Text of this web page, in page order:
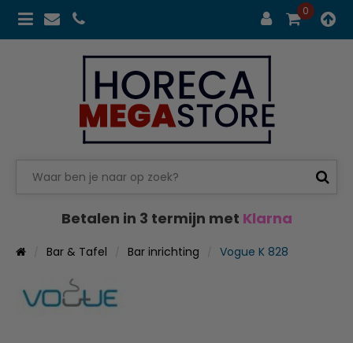
0
Betalen in 3 termijn met Klarna
Bar & Tafel Bar inrichting Vogue K 828